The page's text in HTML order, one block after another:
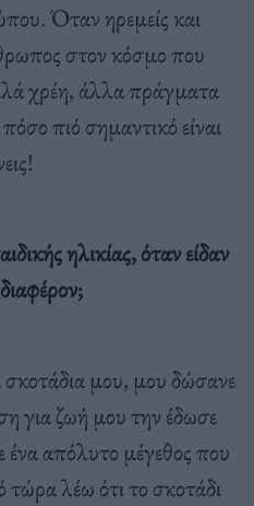
Όταν ηρεµείς και
στον κόσµο που
χρέη, άλλα πράγµατα
πιό σηµαντικό είναι
ηλικίας, όταν είδαν
σκοτάδια µου, µου δώσανε
για ζωή µου την έδωσε
ένα απόλυτο µέγεθος που
τώρα λέω ότι το σκοτάδι